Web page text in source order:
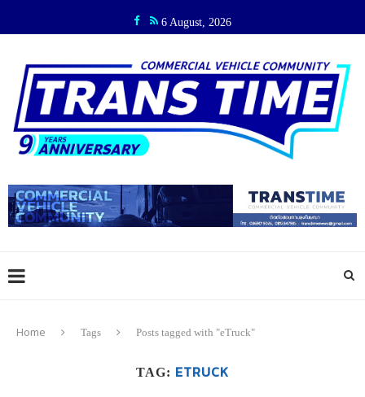
6 August, 2026
Home Tags Posts tagged with "eTruck"
TAG: ETRUCK